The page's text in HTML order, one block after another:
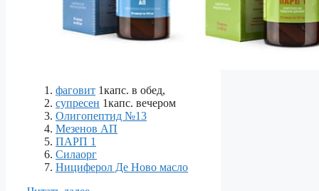
фаговит 1капс. в обед,
супресен 1капс. вечером
Олигопептид №13
Мезенов АП
ПАРП 1
Силаорг
Нициферол Де Ново масло